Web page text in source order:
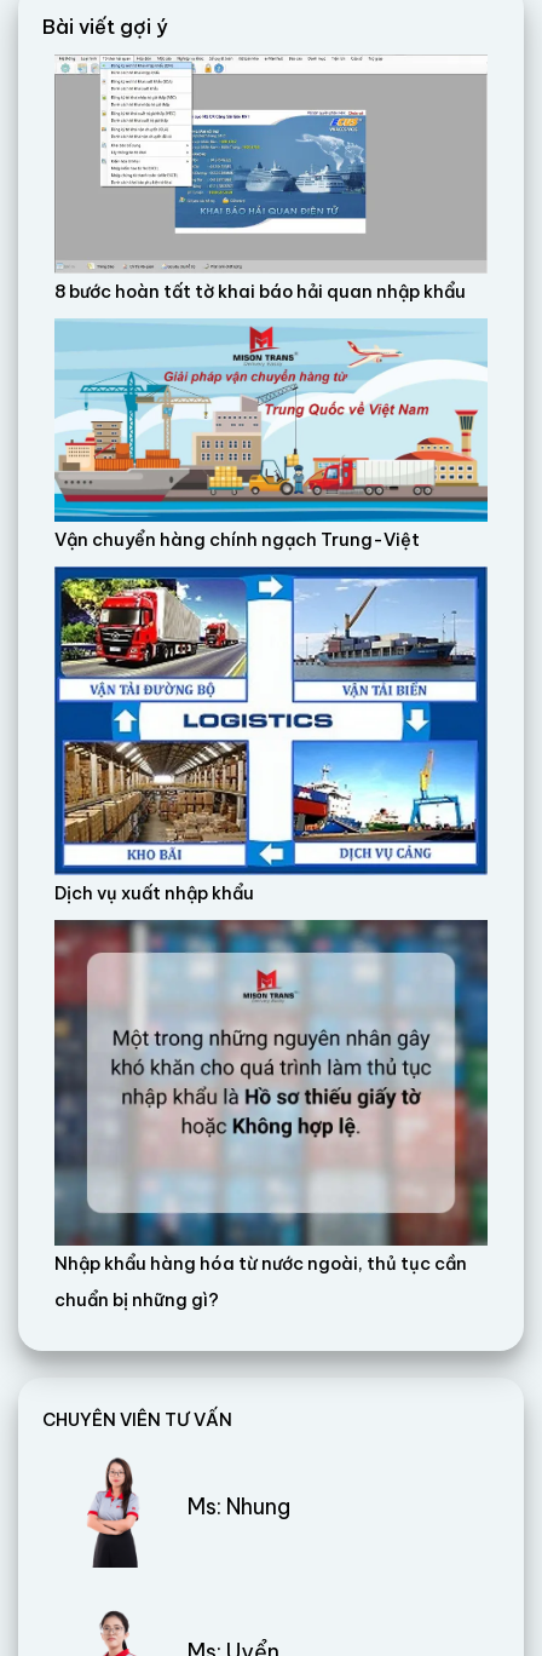
Bài viết gợi ý
8 bước hoàn tất tờ khai báo hải quan nhập khẩu
Vận chuyển hàng chính ngạch Trung-Việt
Dịch vụ xuất nhập khẩu
Nhập khẩu hàng hóa từ nước ngoài, thủ tục cần
chuẩn bị những gì?
CHUYÊN VIÊN TƯ VẤN
Ms: Nhung